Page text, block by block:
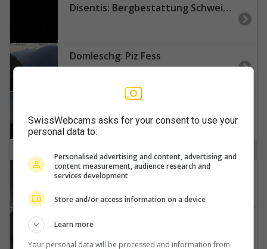
Disentis: Bergbestattung Schweiz - Mineralienmuseum Cristallina - Sogn Gions
Domleschg: Piz Fess
Döttingen › Südwesten
Ebnat-Kappel › Südosten
Ebnat-Kappel › Osten
SwissWebcams asks for your consent to use your
personal data to:
Personalised advertising and content, advertising and
content measurement, audience research and
services development
Store and/or access information on a device
Learn more
Your personal data will be processed and information from